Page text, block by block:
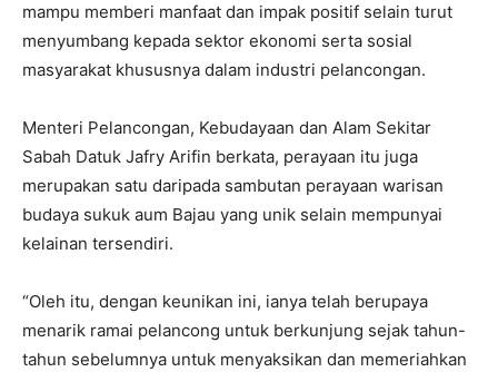
mampu memberi manfaat dan impak positif selain turut
menyumbang kepada sektor ekonomi serta sosial
masyarakat khususnya dalam industri pelancongan.
Menteri Pelancongan, Kebudayaan dan Alam Sekitar
Sabah Datuk Jafry Arifin berkata, perayaan itu juga
merupakan satu daripada sambutan perayaan warisan
budaya sukuk aum Bajau yang unik selain mempunyai
kelainan tersendiri.
“Oleh itu, dengan keunikan ini, ianya telah berupaya
menarik ramai pelancong untuk berkunjung sejak tahun-
tahun sebelumnya untuk menyaksikan dan memeriahkan